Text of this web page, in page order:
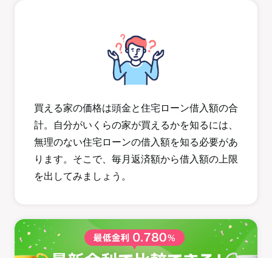
買える家の価格は頭金と住宅ローン借入額の合
計。自分がいくらの家が買えるかを知るには、
無理のない住宅ローンの借入額を知る必要があ
ります。そこで、毎月返済額から借入額の上限
を出してみましょう。